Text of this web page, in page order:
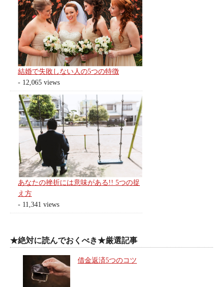
結婚で失敗しない人の5つの特徴
- 12,065 views
あなたの挫折には意味がある!! 5つの捉
え方
- 11,341 views
★絶対に読んでおくべき★厳選記事
借金返済5つのコツ